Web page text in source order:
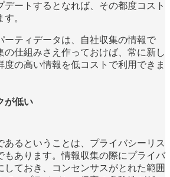
デートするとなれば、その都度コスト
。
ーティデータは、自社収集の情報で
の仕組みさえ作っておけば、常に新し
度の高い情報を低コストで利用できま
が低い
あるということは、プライバシーリス
もあります。情報収集の際にプライバ
しておき、コンセンサスがとれた範囲